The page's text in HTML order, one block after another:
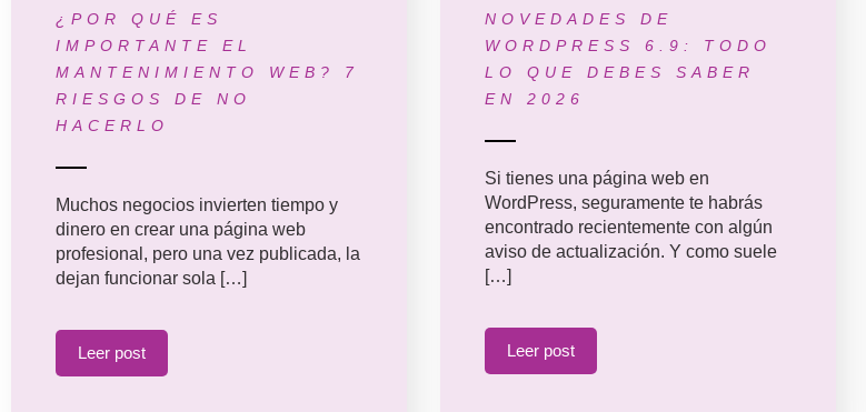
¿POR QUÉ ES
IMPORTANTE EL
MANTENIMIENTO WEB? 7
RIESGOS DE NO
HACERLO
Muchos negocios invierten tiempo y
dinero en crear una página web
profesional, pero una vez publicada, la
dejan funcionar sola […]
Leer post
NOVEDADES DE
WORDPRESS 6.9: TODO
LO QUE DEBES SABER
EN 2026
Si tienes una página web en
WordPress, seguramente te habrás
encontrado recientemente con algún
aviso de actualización. Y como suele
[…]
Leer post